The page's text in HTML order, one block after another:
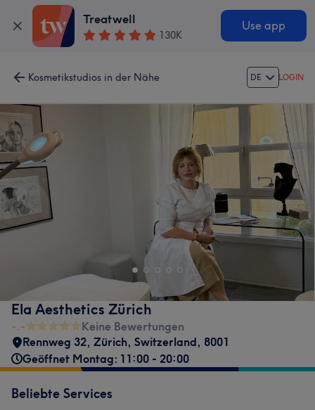
Treatwell
130K
Use app
Kosmetikstudios in der Nähe DE LOGIN
Ela Aesthetics Zürich
-.-
Keine Bewertungen
Rennweg 32, Zürich, Switzerland, 8001
Geöffnet Montag: 11:00 - 20:00
Beliebte Services